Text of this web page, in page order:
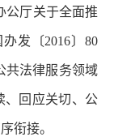
公厅关于全面推
发〔2016〕80
共法律服务领域
、回应关切、公
衔接。